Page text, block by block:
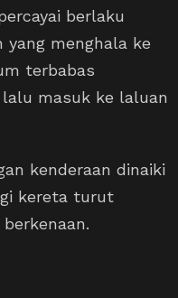
berlaku
menghala ke
terbabas
masuk ke laluan
kenderaan dinaiki
kereta turut